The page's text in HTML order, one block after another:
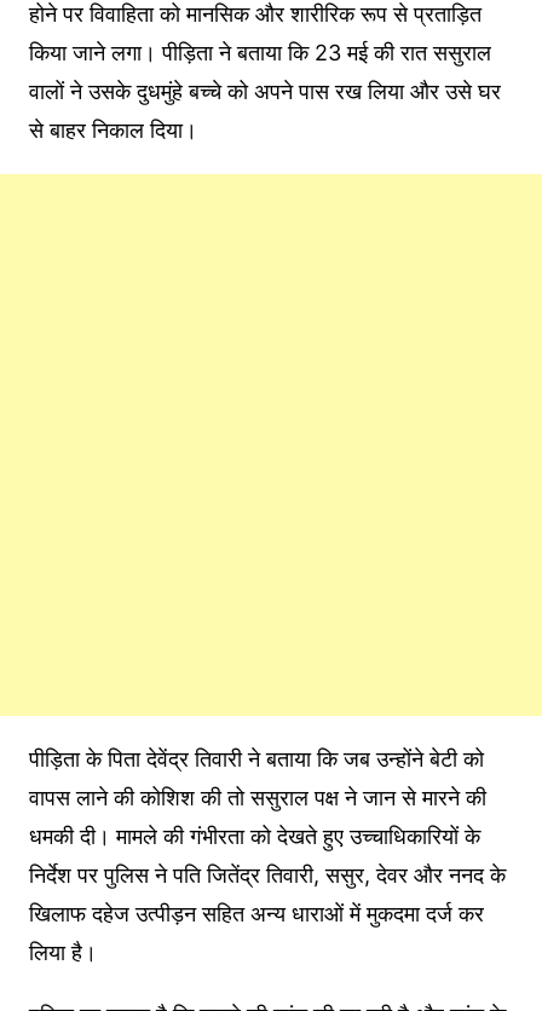
होने पर विवाहिता को मानसिक और शारीरिक रूप से प्रताड़ित
किया जाने लगा। पीड़िता ने बताया कि 23 मई की रात ससुराल
वालों ने उसके दुधमुंहे बच्चे को अपने पास रख लिया और उसे घर
से बाहर निकाल दिया।
पीड़िता के पिता देवेंद्र तिवारी ने बताया कि जब उन्होंने बेटी को
वापस लाने की कोशिश की तो ससुराल पक्ष ने जान से मारने की
धमकी दी। मामले की गंभीरता को देखते हुए उच्चाधिकारियों के
निर्देश पर पुलिस ने पति जितेंद्र तिवारी, ससुर, देवर और ननद के
खिलाफ दहेज उत्पीड़न सहित अन्य धाराओं में मुकदमा दर्ज कर
लिया है।